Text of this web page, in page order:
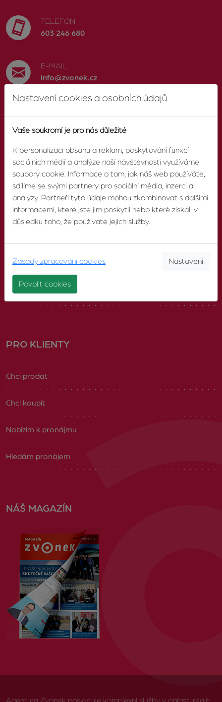
TELEFON
603 246 680
E-MAIL
info@zvonek.cz
O AGENTUŘE
O nás
Náš tým
Volná pracovní místa
PRO KLIENTY
Chci prodat
Chci koupit
Nabízím k pronájmu
Hledám pronájem
NÁŠ MAGAZÍN
Agentura Zvonek poskytuje komplexní služby v oblasti realit,
Nastavení cookies a osobních údajů
Vaše soukromí je pro nás důležité
K personalizaci obsahu a reklam, poskytování funkcí
sociálních médií a analýze naší návštěvnosti využíváme
soubory cookie. Informace o tom, jak náš web používáte,
sdílíme se svými partnery pro sociální média, inzerci a
analýzy. Partneři tyto údaje mohou zkombinovat s dalšími
informacemi, které jste jim poskytli nebo které získali v
důsledku toho, že používáte jejich služby.
Zásady zpracování cookies Nastavení
Povolit cookies